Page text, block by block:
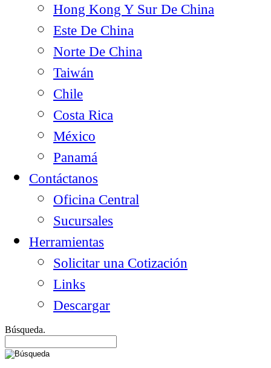
Hong Kong Y Sur De China
Este De China
Norte De China
Taiwán
Chile
Costa Rica
México
Panamá
Contáctanos
Oficina Central
Sucursales
Herramientas
Solicitar una Cotización
Links
Descargar
Búsqueda.